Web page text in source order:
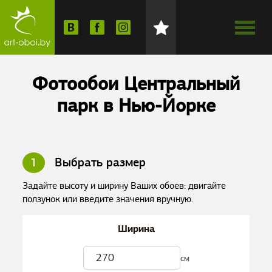
Фотообои Центральный
парк в Нью-Йорке
1 Выбрать размер
Задайте высоту и ширину Ваших обоев: двигайте
ползунок или введите значения вручную.
Ширина
см